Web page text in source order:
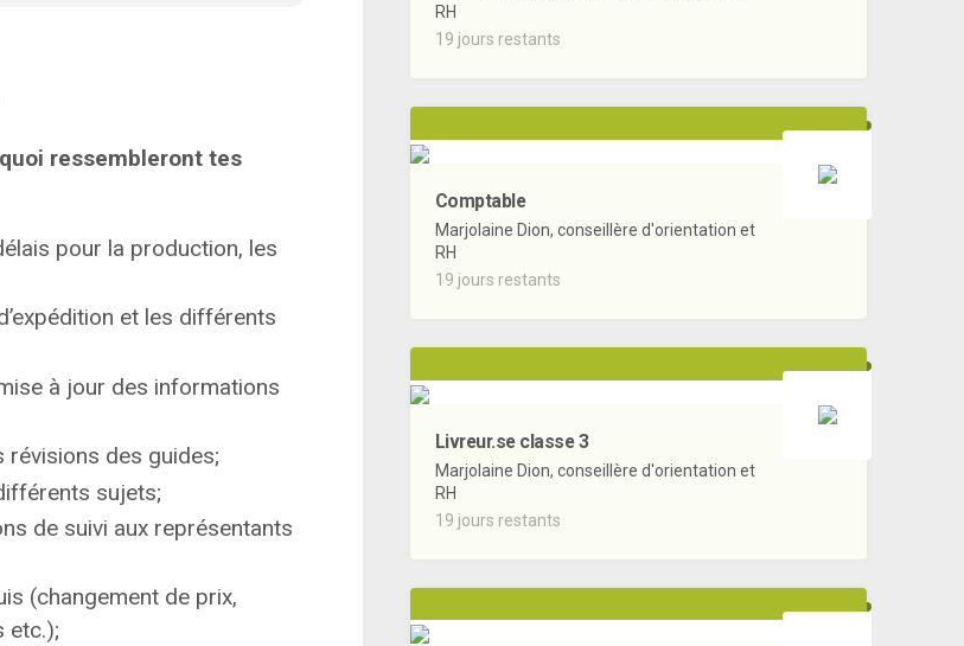
ressembleront tes
pour la production, les
et les différents
à jour des informations
révisions des guides;
sujets;
de suivi aux représentants
(changement de prix,
etc.);
RH
19 jours restants
Comptable
Marjolaine Dion, conseillère d'orientation et
RH
19 jours restants
Livreur.se classe 3
Marjolaine Dion, conseillère d'orientation et
RH
19 jours restants